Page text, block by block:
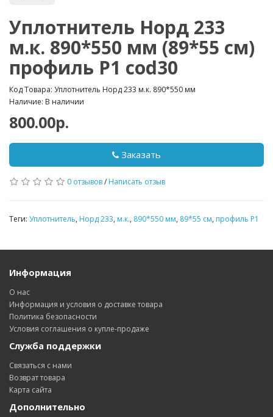
Уплотнитель Норд 233
м.к. 890*550 мм (89*55 см)
профиль P1 cod30
Код Товара: Уплотнитель Норд 233 м.к. 890*550 мм
Наличие: В наличии
800.00р.
Заказать
0 отзывов/ Написать отзыв
Теги: Уплотнитель, Норд 233, м.к., 890*550 мм, 89*55 см, профиль P1
Информация
О нас
Информация и условия о доставке товара
Политика безопасности
Условия соглашения о купле-продаже
Служба поддержки
Связаться с нами
Возврат товара
Карта сайта
Дополнительно